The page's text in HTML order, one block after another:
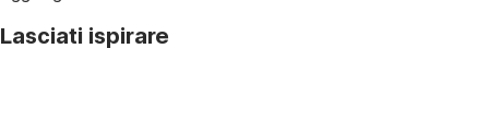
Lasciati ispirare